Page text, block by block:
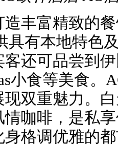
丰富精致的
具有本地特色
客还可品尝到
小食等美食。
现双重魅力。
咖啡，是私
身格调优雅的